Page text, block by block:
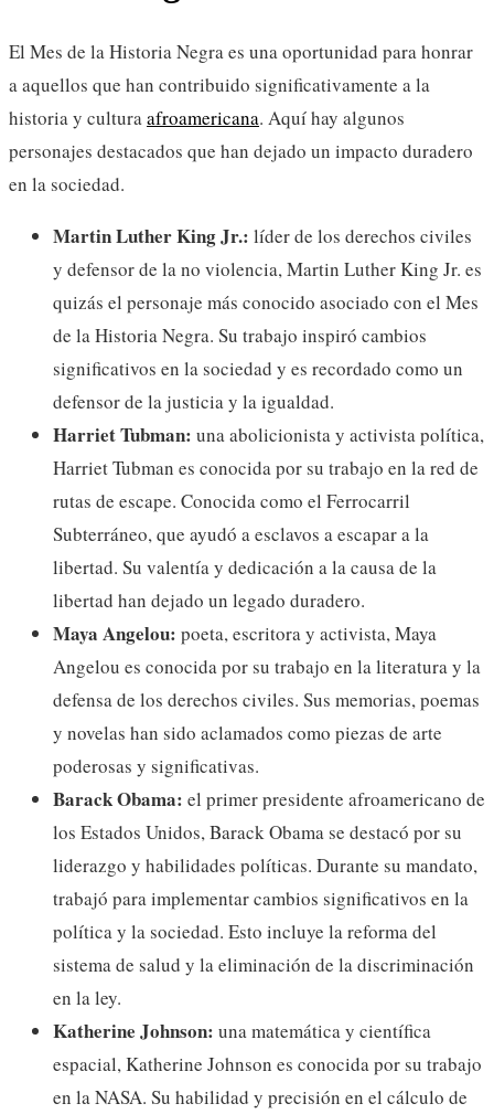
El Mes de la Historia Negra es una oportunidad para honrar
a aquellos que han contribuido significativamente a la
historia y culturaafroamericana. Aquí hay algunos
personajes destacados que han dejado un impacto duradero
en la sociedad.
Martin Luther King Jr.: líder de los derechos civiles
y defensor de la no violencia, Martin Luther King Jr. es
quizás el personaje más conocido asociado con el Mes
de la Historia Negra. Su trabajo inspiró cambios
significativos en la sociedad y es recordado como un
defensor de la justicia y la igualdad.
Harriet Tubman: una abolicionista y activista política,
Harriet Tubman es conocida por su trabajo en la red de
rutas de escape. Conocida como el Ferrocarril
Subterráneo, que ayudó a esclavos a escapar a la
libertad. Su valentía y dedicación a la causa de la
libertad han dejado un legado duradero.
Maya Angelou: poeta, escritora y activista, Maya
Angelou es conocida por su trabajo en la literatura y la
defensa de los derechos civiles. Sus memorias, poemas
y novelas han sido aclamados como piezas de arte
poderosas y significativas.
Barack Obama: el primer presidente afroamericano de
los Estados Unidos, Barack Obama se destacó por su
liderazgo y habilidades políticas. Durante su mandato,
trabajó para implementar cambios significativos en la
política y la sociedad. Esto incluye la reforma del
sistema de salud y la eliminación de la discriminación
en la ley.
Katherine Johnson: una matemática y científica
espacial, Katherine Johnson es conocida por su trabajo
en la NASA. Su habilidad y precisión en el cálculo de